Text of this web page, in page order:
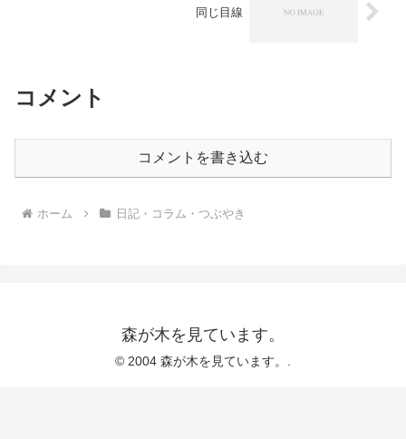
同じ目線
コメント
コメントを書き込む
ホーム 日記・コラム・つぶやき
森が木を見ています。
© 2004 森が木を見ています。.